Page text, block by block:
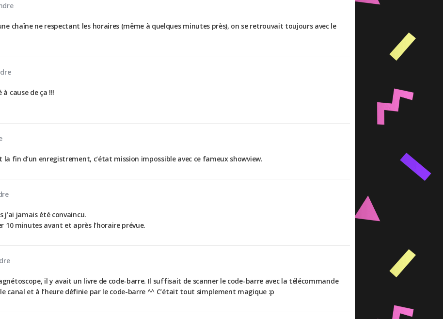
chaîne ne respectant les horaires (même à quelques minutes près), on se retrouvait toujours avec le
cause de ça !!!
la fin d’un enregistrement, c’état mission impossible avec ce fameux showview.
j’ai jamais été convaincu.
10 minutes avant et après l’horaire prévue.
il y avait un livre de code-barre. Il suffisait de scanner le code-barre avec la télécommande
canal et à l’heure définie par le code-barre ^^ C’était tout simplement magique :p